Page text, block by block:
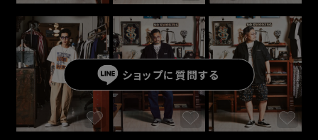
ショップに質問する